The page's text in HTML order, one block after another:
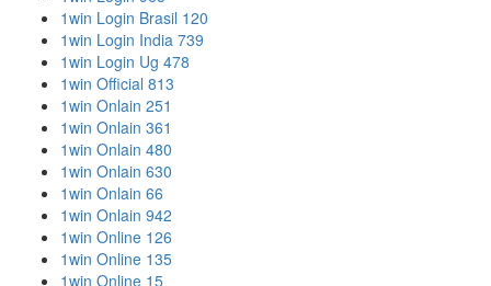
1win Login Brasil 120
1win Login India 739
1win Login Ug 478
1win Official 813
1win Onlain 251
1win Onlain 361
1win Onlain 480
1win Onlain 630
1win Onlain 66
1win Onlain 942
1win Online 126
1win Online 135
1win Online 15